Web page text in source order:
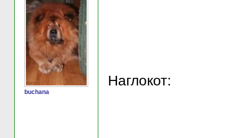
buchana
Наглокот: